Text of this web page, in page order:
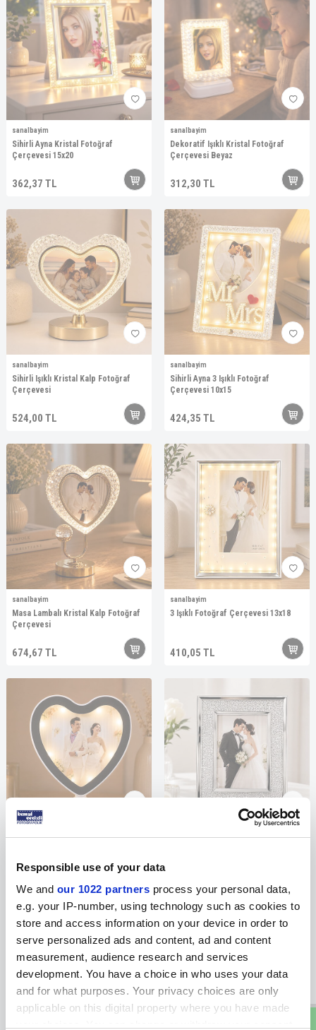
Responsible use of your data
We and our 1022 partners process your personal data,
e.g. your IP-number, using technology such as cookies to
store and access information on your device in order to
serve personalized ads and content, ad and content
measurement, audience research and services
development. You have a choice in who uses your data
and for what purposes. Your privacy choices are only
applicable on this digital property where you have made
sanalbayim
Sihirli Ayna Kristal Fotoğraf
Çerçevesi 15x20
362,37 TL
sanalbayim
Dekoratif Işıklı Kristal Fotoğraf
Çerçevesi Beyaz
312,30 TL
sanalbayim
Sihirli Işıklı Kristal Kalp Fotoğraf
Çerçevesi
524,00 TL
sanalbayim
Sihirli Ayna 3 Işıklı Fotoğraf
Çerçevesi 10x15
424,35 TL
sanalbayim
Masa Lambalı Kristal Kalp Fotoğraf
Çerçevesi
674,67 TL
sanalbayim
3 Işıklı Fotoğraf Çerçevesi 13x18
410,05 TL
154,96TL 452,96TL